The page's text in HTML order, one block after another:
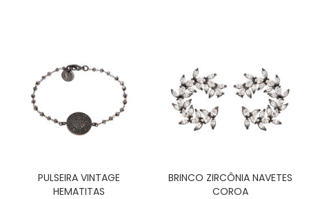
PULSEIRA VINTAGE
HEMATITAS
BRINCO ZIRCÔNIA NAVETES
COROA